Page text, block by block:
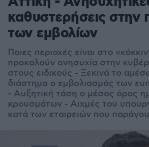
καθυστερήσεις στην
των εμβολίων
Ποιες περιοχές είναι στο
προκαλούν ανησυχία στην
στους ειδικούς - Ξεκινά το
διάστημα ο εμβολιασμός των
- Αυξητική τάση ο μέσος όρος
κρουσμάτων - Αιχμές του
κατά των εταιρειών που